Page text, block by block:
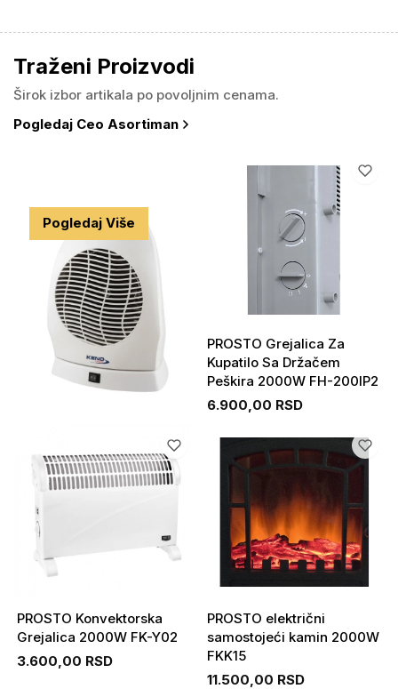
Traženi Proizvodi
Širok izbor artikala po povoljnim cenama.
Pogledaj Ceo Asortiman
Pogledaj Više
PROSTO Grejalica Za
Kupatilo Sa Držačem
Peškira 2000W FH-200IP2
6.900,00 RSD
PROSTO Konvektorska
Grejalica 2000W FK-Y02
3.600,00 RSD
PROSTO električni
samostojeći kamin 2000W
FKK15
11.500,00 RSD